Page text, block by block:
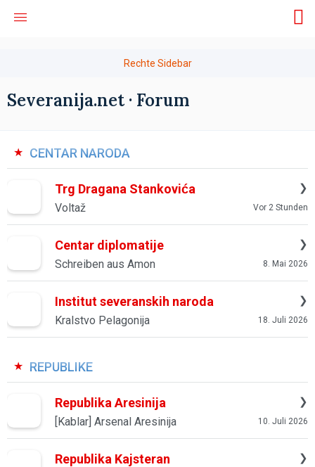
Severanija.net · Forum
CENTAR NARODA
Trg Dragana Stankovića
Voltaž Vor 2 Stunden
Centar diplomatije
Schreiben aus Amon 8. Mai 2026
Institut severanskih naroda
Kralstvo Pelagonija 18. Juli 2026
REPUBLIKE
Republika Aresinija
[Kablar] Arsenal Aresinija 10. Juli 2026
Republika Kajsteran